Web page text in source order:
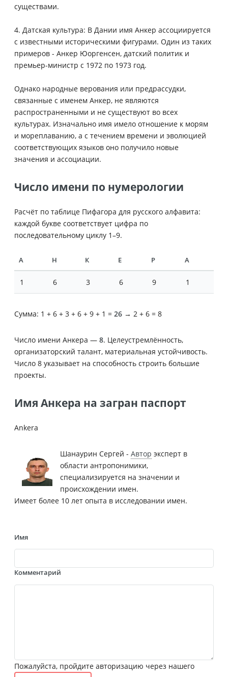
существами.
4. Датская культура: В Дании имя Анкер ассоциируется
с известными историческими фигурами. Один из таких
примеров - Анкер Юоргенсен, датский политик и
премьер-министр с 1972 по 1973 год.
Однако народные верования или предрассудки,
связанные с именем Анкер, не являются
распространенными и не существуют во всех
культурах. Изначально имя имело отношение к морям
и мореплаванию, а с течением времени и эволюцией
соответствующих языков оно получило новые
значения и ассоциации.
Число имени по нумерологии
Расчёт по таблице Пифагора для русского алфавита:
каждой букве соответствует цифра по
последовательному циклу 1–9.
А Н К Е Р А
1 6 3 6 9 1
Сумма: 1 + 6 + 3 + 6 + 9 + 1 = 26 → 2 + 6 = 8
Число имени Анкера — 8. Целеустремлённость,
организаторский талант, материальная устойчивость.
Число 8 указывает на способность строить большие
проекты.
Имя Анкера на загран паспорт
Ankera
Шанаурин Сергей - Автор эксперт в
области антропонимики,
специализируется на значении и
происхождении имен.
Имеет более 10 лет опыта в исследовании имен.
Имя
Комментарий
Пожалуйста, пройдите авторизацию через нашего